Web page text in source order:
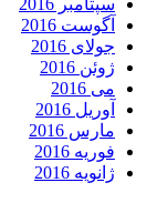
آگوست 2016
جولای 2016
ژوئن 2016
می 2016
آوریل 2016
مارس 2016
فوریه 2016
ژانویه 2016